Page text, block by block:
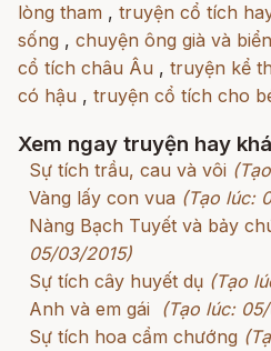
lòng tham , truyện cổ tích
sống , chuyện ông già và
cổ tích châu Âu , truyện kể
có hậu , truyện cổ tích cho
Xem ngay truyện hay
Sự tích trầu, cau và vôi
Vàng lấy con vua (Tạo lúc:
Nàng Bạch Tuyết và bảy
05/03/2015)
Sự tích cây huyết dụ (Tạo
Anh và em gái
(Tạo lúc:
Sự tích hoa cẩm chướng